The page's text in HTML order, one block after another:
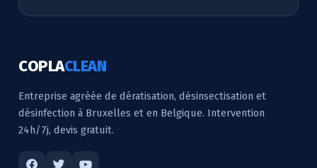
COPLACLEAN
Entreprise agréée de dératisation, désinsectisation et
désinfection à Bruxelles et en Belgique. Intervention
24h/7j, devis gratuit.